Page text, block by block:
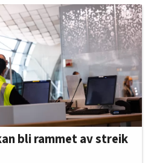
bli rammet av streik